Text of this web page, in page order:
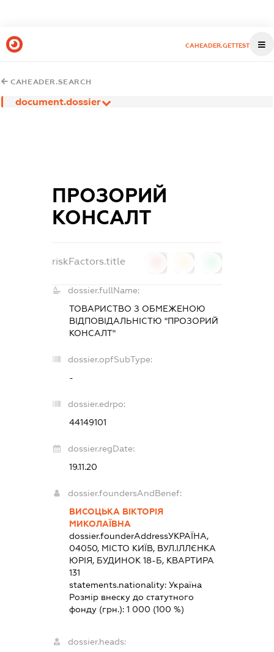
CAHEADER.GETTEST
CAHEADER.SEARCH
document.dossier
ПРОЗОРИЙ
КОНСАЛТ
riskFactors.title
dossier.fullName:
ТОВАРИСТВО З ОБМЕЖЕНОЮ
ВІДПОВІДАЛЬНІСТЮ "ПРОЗОРИЙ
КОНСАЛТ"
dossier.opfSubType:
-
dossier.edrpo:
44149101
dossier.regDate:
19.11.20
dossier.foundersAndBenef:
ВИСОЦЬКА ВІКТОРІЯ
МИКОЛАЇВНА
dossier.founderAddressУКРАЇНА,
04050, МІСТО КИЇВ, ВУЛ.ІЛЛЄНКА
ЮРІЯ, БУДИНОК 18-Б, КВАРТИРА
131
statements.nationality: Україна
Розмір внеску до статутного
фонду (грн.): 1 000 (100 %)
dossier.heads: